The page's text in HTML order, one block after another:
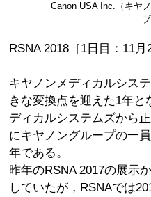
Canon USA Inc.（キヤ
RSNA 2018［1日目：11月
キヤノンメディカルシス
きな変換点を迎えた1年と
ディカルシステムズから
にキヤノングループの一
年である。
昨年のRSNA 2017の展示
していたが，RSNAでは